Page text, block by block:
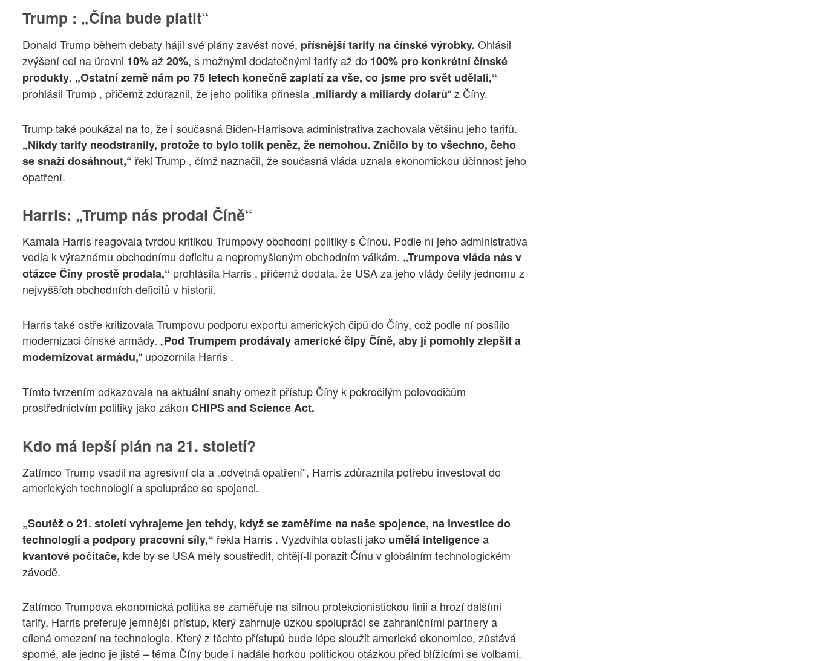
Trump : „Čína bude platit“
Donald Trump během debaty hájil své plány zavést nové, přísnější tarify na čínské výrobky. Ohlásil
zvýšení cel na úrovni 10%až 20%, s možnými dodatečnými tarify až do 100% pro konkrétní čínské
produkty. „Ostatní země nám po 75 letech konečně zaplatí za vše, co jsme pro svět udělali,“
prohlásil Trump , přičemž zdůraznil, že jeho politika přinesla „miliardy a miliardy dolarů“ z Číny.
Trump také poukázal na to, že i současná Biden-Harrisova administrativa zachovala většinu jeho tarifů.
„Nikdy tarify neodstranily, protože to bylo tolik peněz, že nemohou. Zničilo by to všechno, čeho
se snaží dosáhnout,“ řekl Trump , čímž naznačil, že současná vláda uznala ekonomickou účinnost jeho
opatření.
Harris: „Trump nás prodal Číně“
Kamala Harris reagovala tvrdou kritikou Trumpovy obchodní politiky s Čínou. Podle ní jeho administrativa
vedla k výraznému obchodnímu deficitu a nepromyšleným obchodním válkám. „Trumpova vláda nás v
otázce Číny prostě prodala,“ prohlásila Harris , přičemž dodala, že USA za jeho vlády čelily jednomu z
nejvyšších obchodních deficitů v historii.
Harris také ostře kritizovala Trumpovu podporu exportu amerických čipů do Číny, což podle ní posílilo
modernizaci čínské armády. „Pod Trumpem prodávaly americké čipy Číně, aby jí pomohly zlepšit a
modernizovat armádu,“ upozornila Harris .
Tímto tvrzením odkazovala na aktuální snahy omezit přístup Číny k pokročilým polovodičům
prostřednictvím politiky jako zákon CHIPS and Science Act.
Kdo má lepší plán na 21. století?
Zatímco Trump vsadil na agresivní cla a „odvetná opatření“, Harris zdůraznila potřebu investovat do
amerických technologií a spolupráce se spojenci.
„Soutěž o 21. století vyhrajeme jen tehdy, když se zaměříme na naše spojence, na investice do
technologií a podpory pracovní síly,“ řekla Harris . Vyzdvihla oblasti jako umělá inteligencea
kvantové počítače, kde by se USA měly soustředit, chtějí-li porazit Čínu v globálním technologickém
závodě.
Zatímco Trumpova ekonomická politika se zaměřuje na silnou protekcionistickou linii a hrozí dalšími
tarify, Harris preferuje jemnější přístup, který zahrnuje úzkou spolupráci se zahraničními partnery a
cílená omezení na technologie. Který z těchto přístupů bude lépe sloužit americké ekonomice, zůstává
sporné, ale jedno je jisté – téma Číny bude i nadále horkou politickou otázkou před blížícími se volbami.